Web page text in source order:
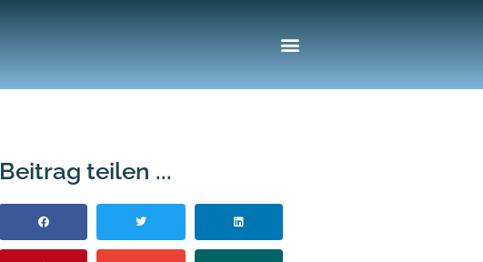
Beitrag teilen ...